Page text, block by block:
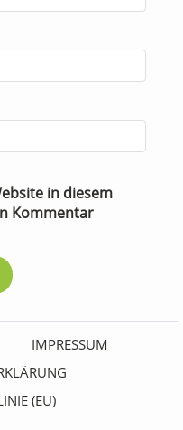
in diesem
Kommentar
IMPRESSUM
(EU)